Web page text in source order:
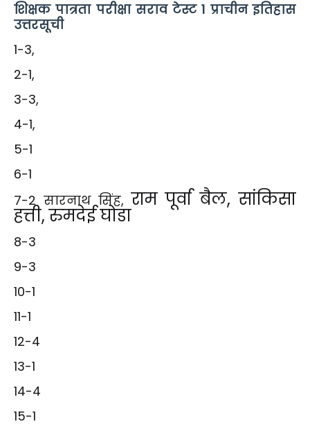
शिक्षक पात्रता परीक्षा सराव टेस्ट 1 प्राचीन इतिहास
उत्तरसूची
1-3,
2-1,
3-3,
4-1,
5-1
6-1
7-2 सारनाथ सिंह, राम पूर्वा बैल,सांकिसा
हत्ती,रुमदेई घोडा
8-3
9-3
10-1
11-1
12-4
13-1
14-4
15-1